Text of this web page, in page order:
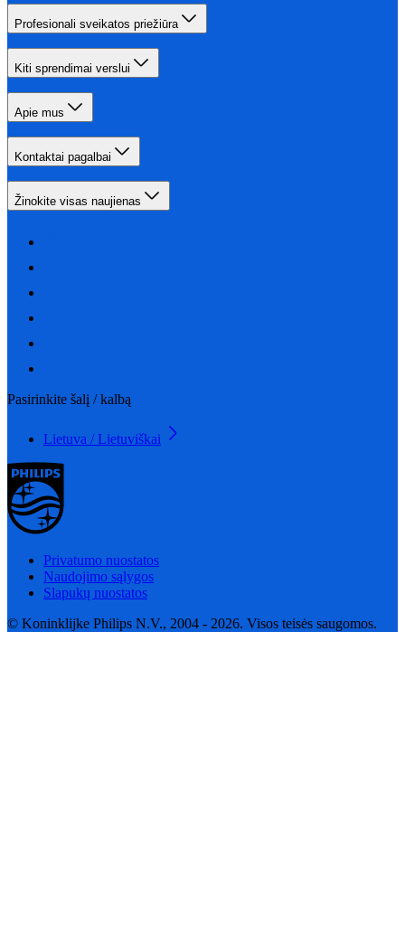
Profesionali sveikatos priežiūra
Kiti sprendimai verslui
Apie mus
Kontaktai pagalbai
Žinokite visas naujienas
Pasirinkite šalį / kalbą
Lietuva / Lietuviškai
Privatumo nuostatos
Naudojimo sąlygos
Slapukų nuostatos
© Koninklijke Philips N.V., 2004 - 2026. Visos teisės saugomos.